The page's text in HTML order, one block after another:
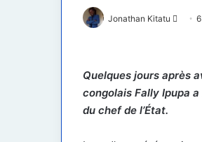
Jonathan Kitatu
Quelques jours après
congolais Fally Ipupa
du chef de l’État.